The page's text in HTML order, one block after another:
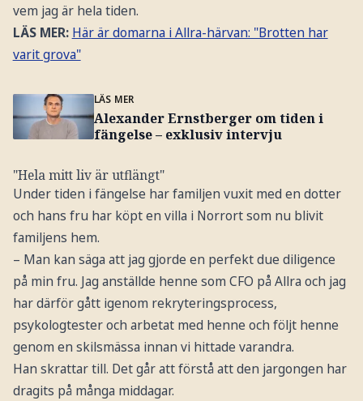
vem jag är hela tiden.
LÄS MER: Här är domarna i Allra-härvan: "Brotten har
varit grova"
LÄS MER
Alexander Ernstberger om tiden i
fängelse – exklusiv intervju
"Hela mitt liv är utflängt"
Under tiden i fängelse har familjen vuxit med en dotter
och hans fru har köpt en villa i Norrort som nu blivit
familjens hem.
– Man kan säga att jag gjorde en perfekt due diligence
på min fru. Jag anställde henne som CFO på Allra och jag
har därför gått igenom rekryteringsprocess,
psykologtester och arbetat med henne och följt henne
genom en skilsmässa innan vi hittade varandra.
Han skrattar till. Det går att förstå att den jargongen har
dragits på många middagar.